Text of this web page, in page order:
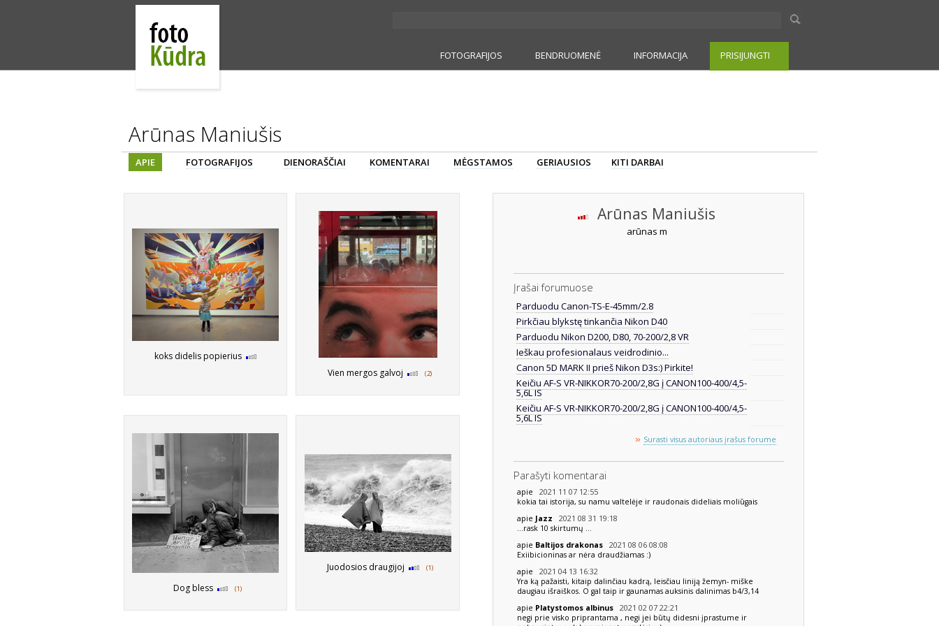
FOTOGRAFIJOS BENDRUOMENĖ INFORMACIJA PRISIJUNGTI
Arūnas Maniušis
APIE FOTOGRAFIJOS DIENORAŠČIAI KOMENTARAI MĖGSTAMOS GERIAUSIOS KITI DARBAI
koks didelis popierius
Vien mergos galvoj
(2)
Dog bless (1)
Juodosios draugijoj (1)
Arūnas Maniušis
arūnas m
Įrašai forumuose
Parduodu Canon-TS-E-45mm/2.8
Pirkčiau blykstę tinkančia Nikon D40
Parduodu Nikon D200, D80, 70-200/2,8 VR
Ieškau profesionalaus veidrodinio...
Canon 5D MARK II prieš Nikon D3s:) Pirkite!
Keičiu AF-S VR-NIKKOR70-200/2,8G į CANON100-400/4,5-
5,6L IS
Keičiu AF-S VR-NIKKOR70-200/2,8G į CANON100-400/4,5-
5,6L IS
» Surasti visus autoriaus įrašus forume
Parašyti komentarai
apie 2021 11 07 12:55
kokia tai istorija, su namu valtelėje ir raudonais dideliais moliūgais
apie Jazz 2021 08 31 19:18
...rask 10 skirtumų ...
apie Baltijos drakonas 2021 08 06 08:08
Exiibicioninas ar nėra draudžiamas :)
apie
2021 04 13 16:32
Yra ką pažaisti, kitaip dalinčiau kadrą, leisčiau liniją žemyn- miške
daugiau išraiškos. O gal taip ir gaunamas auksinis dalinimas b4/3,14
apie Platystomos albinus 2021 02 07 22:21
negi prie visko priprantama , negi jei būtų didesni įprastume ir